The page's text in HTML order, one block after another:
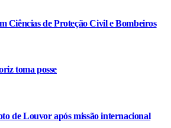
Ciências de Proteção Civil e Bombeiros
toma posse
de Louvor após missão internacional